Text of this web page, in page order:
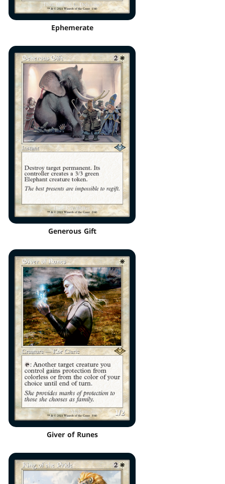
Ephemerate
Generous Gift
Giver of Runes